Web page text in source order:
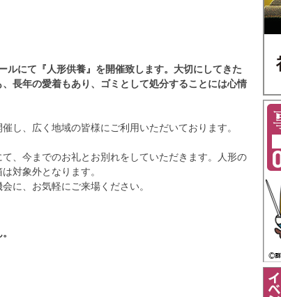
ルにて『人形供養』を開催致します。大切にしてきた
長年の愛着もあり、ゴミとして処分することには心情
し、広く地域の皆様にご利用いただいております。
、今までのお礼とお別れをしていただきます。人形の
対象外となります。
に、お気軽にご来場ください。